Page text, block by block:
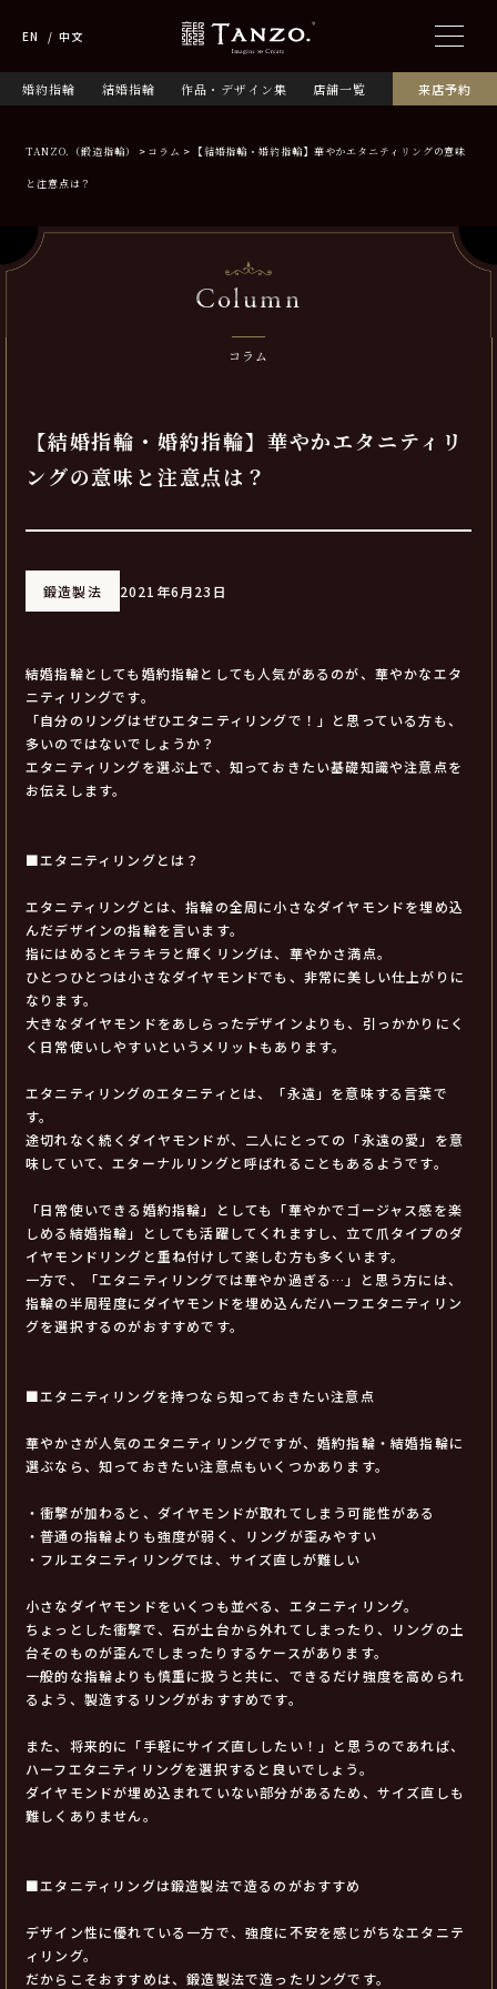
婚約指輪 結婚指輪 作品・デザイン集 店舗一覧 来店予約
EN 中文
TANZO.（鍛造指輪） コラム 【結婚指輪・婚約指輪】華やかエタニティリングの意味
と注意点は？
Column
コラム
【結婚指輪・婚約指輪】華やかエタニティリ
ングの意味と注意点は？
鍛造製法 2021年6月23日
結婚指輪としても婚約指輪としても人気があるのが、華やかなエタ
ニティリングです。
「自分のリングはぜひエタニティリングで！」と思っている方も、
多いのではないでしょうか？
エタニティリングを選ぶ上で、知っておきたい基礎知識や注意点を
お伝えします。
■エタニティリングとは？
エタニティリングとは、指輪の全周に小さなダイヤモンドを埋め込
んだデザインの指輪を言います。
指にはめるとキラキラと輝くリングは、華やかさ満点。
ひとつひとつは小さなダイヤモンドでも、非常に美しい仕上がりに
なります。
大きなダイヤモンドをあしらったデザインよりも、引っかかりにく
く日常使いしやすいというメリットもあります。
エタニティリングのエタニティとは、「永遠」を意味する言葉で
す。
途切れなく続くダイヤモンドが、二人にとっての「永遠の愛」を意
味していて、エターナルリングと呼ばれることもあるようです。
「日常使いできる婚約指輪」としても「華やかでゴージャス感を楽
しめる結婚指輪」としても活躍してくれますし、立て爪タイプのダ
イヤモンドリングと重ね付けして楽しむ方も多くいます。
一方で、「エタニティリングでは華やか過ぎる…」と思う方には、
指輪の半周程度にダイヤモンドを埋め込んだハーフエタニティリン
グを選択するのがおすすめです。
■エタニティリングを持つなら知っておきたい注意点
華やかさが人気のエタニティリングですが、婚約指輪・結婚指輪に
選ぶなら、知っておきたい注意点もいくつかあります。
・衝撃が加わると、ダイヤモンドが取れてしまう可能性がある
・普通の指輪よりも強度が弱く、リングが歪みやすい
・フルエタニティリングでは、サイズ直しが難しい
小さなダイヤモンドをいくつも並べる、エタニティリング。
ちょっとした衝撃で、石が土台から外れてしまったり、リングの土
台そのものが歪んでしまったりするケースがあります。
一般的な指輪よりも慎重に扱うと共に、できるだけ強度を高められ
るよう、製造するリングがおすすめです。
また、将来的に「手軽にサイズ直ししたい！」と思うのであれば、
ハーフエタニティリングを選択すると良いでしょう。
ダイヤモンドが埋め込まれていない部分があるため、サイズ直しも
難しくありません。
■エタニティリングは鍛造製法で造るのがおすすめ
デザイン性に優れている一方で、強度に不安を感じがちなエタニテ
ィリング。
だからこそおすすめは、鍛造製法で造ったリングです。